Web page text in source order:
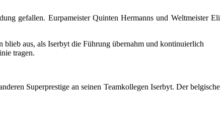
gefallen. Eurpameister Quinten Hermanns und Weltmeister Eli
blieb aus, als Iserbyt die Führung übernahm und kontinuierlich
tragen.
Superprestige an seinen Teamkollegen Iserbyt. Der belgische